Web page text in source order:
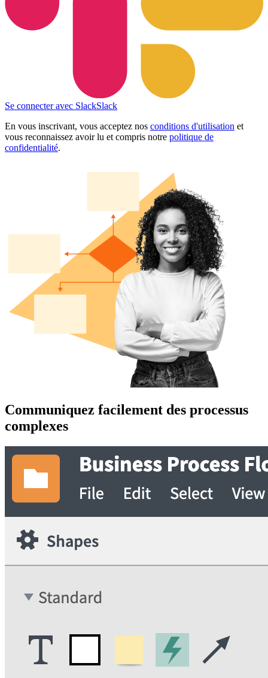
Se connecter avec SlackSlack
En vous inscrivant, vous acceptez nos conditions d'utilisation et
vous reconnaissez avoir lu et compris notre politique de
confidentialité.
Communiquez facilement des processus
complexes